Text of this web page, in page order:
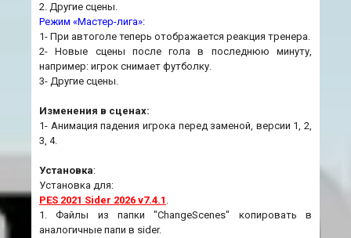
2. Другие сцены.
Режим «Мастер-лига»:
1- При автоголе теперь отображается реакция тренера.
2- Новые сцены после гола в последнюю минуту,
например: игрок снимает футболку.
3- Другие сцены.
Изменения в сценах:
1- Анимация падения игрока перед заменой, версии 1, 2,
3, 4.
Установка:
Установка для:
PES 2021 Sider 2026 v7.4.1 .
1. Файлы из папки "ChangeScenes" копировать в
аналогичные папи в sider.